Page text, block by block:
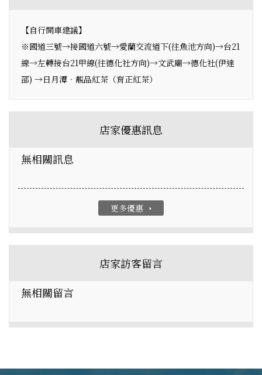
【自行開車建議】
※國道三號→接國道六號→愛蘭交流道下(往魚池方向)→台21
線→左轉接台21甲線(往德化社方向)→文武廟→德化社(伊達
邵) →日月潭‧靚品紅茶（育正紅茶）
店家優惠訊息
無相關訊息
更多優惠 arrow_right
店家訪客留言
無相關留言